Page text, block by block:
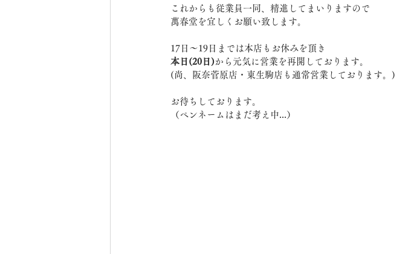
これからも従業員一同、精進してまいりますので
萬春堂を宜しくお願い致します。
17日～19日までは本店もお休みを頂き
本日(20日)から元気に営業を再開しております。
(尚、阪奈菅原店・東生駒店も通常営業しております。)
お待ちしております。
（ペンネームはまだ考え中...）